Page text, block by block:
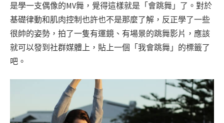
是學一支偶像的MV舞，覺得這樣就是「會跳舞」了。對於
基礎律動和肌肉控制也許也不是那麼了解，反正學了一些
很帥的姿勢，拍了一隻有運鏡、有場景的跳舞影片，應該
就可以發到社群媒體上，貼上一個「我會跳舞」的標籤了
吧。